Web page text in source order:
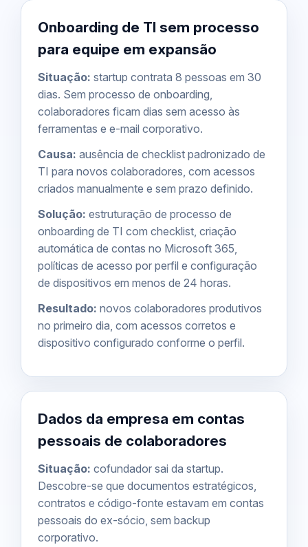
Onboarding de TI sem processo
para equipe em expansão
Situação: startup contrata 8 pessoas em 30
dias. Sem processo de onboarding,
colaboradores ficam dias sem acesso às
ferramentas e e-mail corporativo.
Causa: ausência de checklist padronizado de
TI para novos colaboradores, com acessos
criados manualmente e sem prazo definido.
Solução: estruturação de processo de
onboarding de TI com checklist, criação
automática de contas no Microsoft 365,
políticas de acesso por perfil e configuração
de dispositivos em menos de 24 horas.
Resultado: novos colaboradores produtivos
no primeiro dia, com acessos corretos e
dispositivo configurado conforme o perfil.
Dados da empresa em contas
pessoais de colaboradores
Situação: cofundador sai da startup.
Descobre-se que documentos estratégicos,
contratos e código-fonte estavam em contas
pessoais do ex-sócio, sem backup
corporativo.